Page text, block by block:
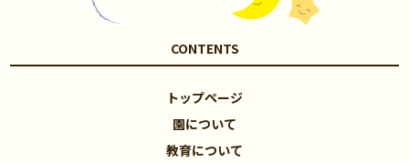
CONTENTS
トップページ
園について
教育について